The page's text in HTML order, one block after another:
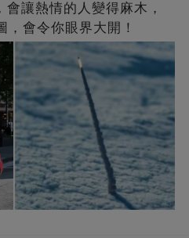
讓熱情的人變得麻木，
會令你眼界大開！